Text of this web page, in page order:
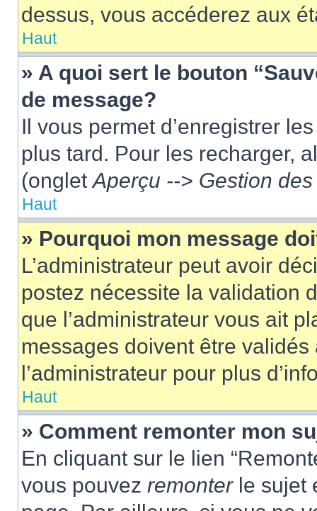
dessus, vous accéderez aux
Haut
» A quoi sert le bouton
de message?
Il vous permet d’enregistrer
plus tard. Pour les recharger,
(ongletAperçu --> Gestion
Haut
» Pourquoi mon message
L’administrateur peut avoir
postez nécessite la validation
que l’administrateur vous ait
messages doivent être validés
l’administrateur pour plus
Haut
» Comment remonter mon
En cliquant sur le lien
vous pouvez remonterle sujet